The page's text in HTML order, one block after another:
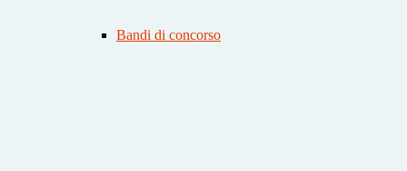
Bandi di concorso